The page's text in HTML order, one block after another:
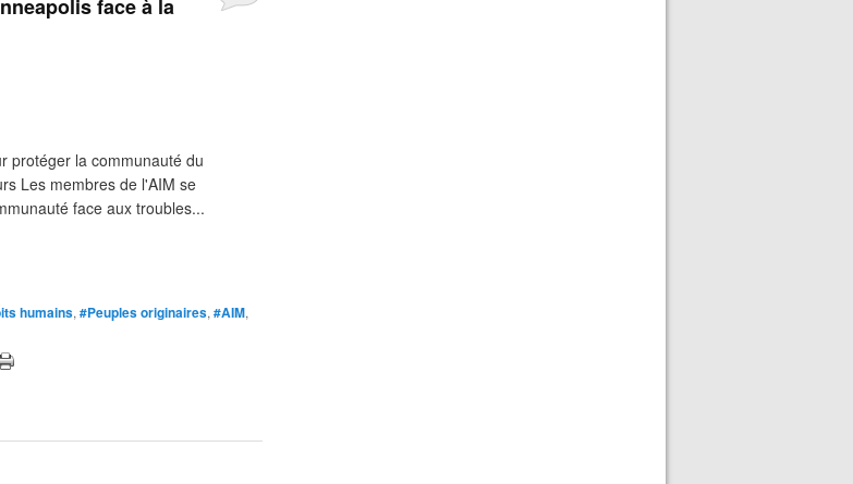
face à la
protéger la communauté du
Les membres de l'AIM se
face aux troubles...
humains, #Peuples originaires, #AIM,